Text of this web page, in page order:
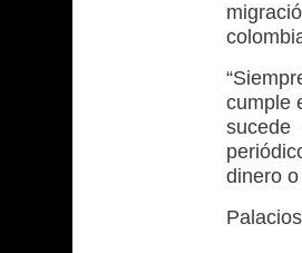
cumple
dinero